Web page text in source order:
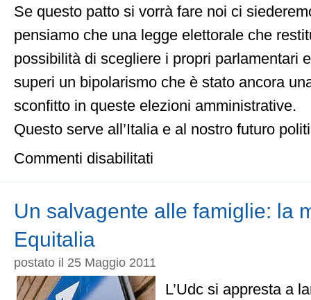
Se questo patto si vorrà fare noi ci
pensiamo che una legge elettorale che
possibilità di scegliere i propri parlamentari
superi un bipolarismo che è stato ancora
sconfitto in queste elezioni amministrative.
Questo serve all’Italia e al nostro futuro
Commenti disabilitati
hanno
bocciato
Un salvagente alle famiglie: la
Equitalia
postato il 25 Maggio 2011
L’Udc si appresta a